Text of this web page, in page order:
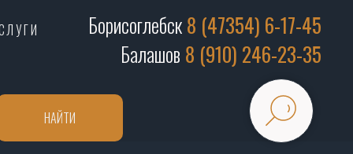
Борисоглебск8 (47354) 6-17-45
Балашов 8 (910) 246-23-35
НАЙТИ